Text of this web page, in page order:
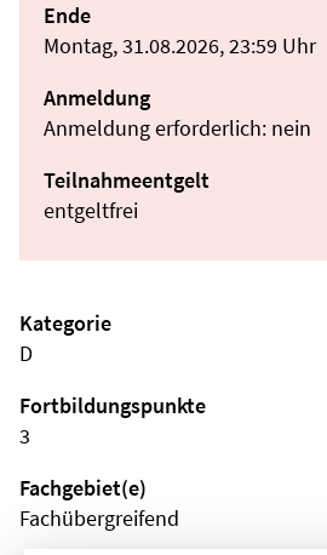
Ende
Montag, 31.08.2026, 23:59 Uhr
Anmeldung
Anmeldung erforderlich: nein
Teilnahmeentgelt
entgeltfrei
Kategorie
D
Fortbildungspunkte
3
Fachgebiet(e)
Fachübergreifend